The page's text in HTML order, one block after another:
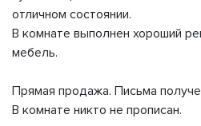
отличном состоянии.
В комнате выполнен хороший
мебель.
Прямая продажа. Письма
В комнате никто не прописан.